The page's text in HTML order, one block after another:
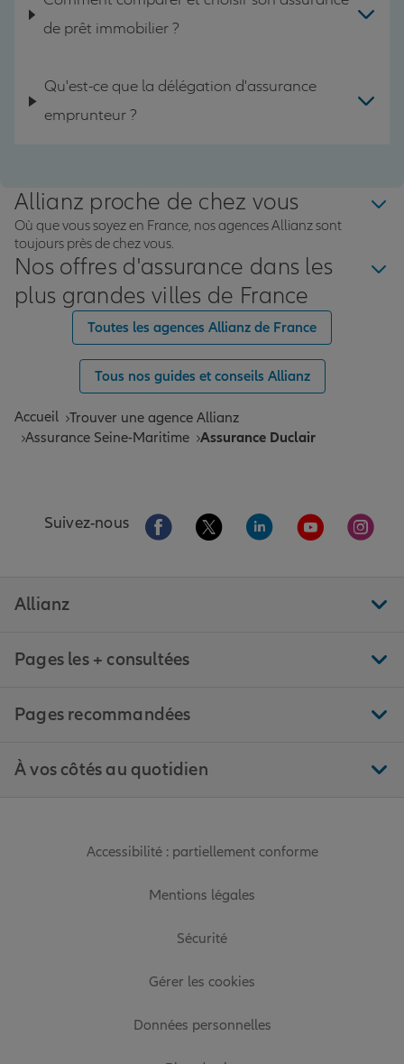
de prêt immobilier ?
Qu'est-ce que la délégation d'assurance
emprunteur ?
Allianz proche de chez vous
Où que vous soyez en France, nos agences Allianz sont
toujours près de chez vous.
Nos offres d'assurance dans les
plus grandes villes de France
Toutes les agences Allianz de France
Tous nos guides et conseils Allianz
Accueil Trouver une agence Allianz
Assurance Seine-Maritime Assurance Duclair
Suivez-nous Aller sur la page Facebook de Allianz
Aller sur la page Twitter de
Aller sur la page
Aller sur la
Aller
Allianz
Pages les + consultées
Pages recommandées
À vos côtés au quotidien
Accessibilité : partiellement conforme
Mentions légales
Sécurité
Gérer les cookies
Données personnelles